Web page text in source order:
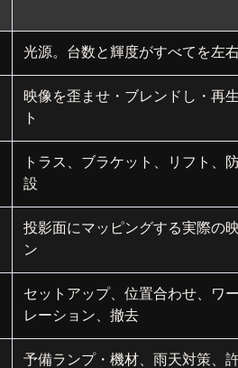
光源。台数と輝度がすべてを左
映像を歪ませ・ブレンドし・再
ト
トラス、ブラケット、リフト、
設
投影面にマッピングする実際の
ン
セットアップ、位置合わせ、ワ
レーション、撤去
予備ランプ・機材、雨天対策、